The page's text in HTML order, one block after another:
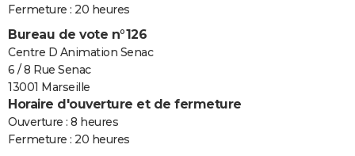
Fermeture : 20 heures
Bureau de vote n°126
Centre D Animation Senac
6 / 8 Rue Senac
13001 Marseille
Horaire d'ouverture et de fermeture
Ouverture : 8 heures
Fermeture : 20 heures